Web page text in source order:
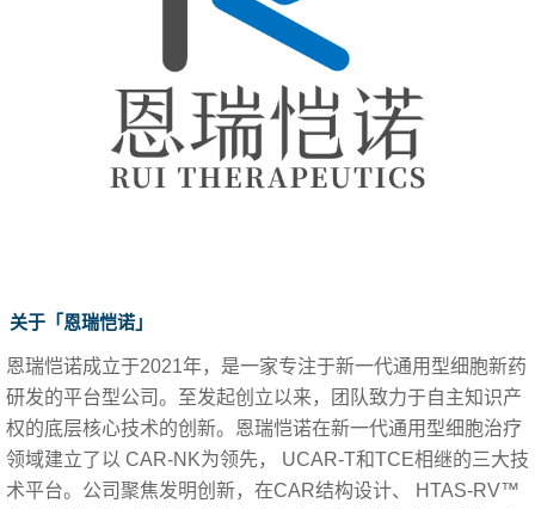
关于「恩瑞恺诺 」
恩瑞恺诺成立于2021年，是一家专注于新一代通用型细胞新药
研发的平台型公司。至发起创立以来，团队致力于自主知识产
权的底层核心技术的创新。恩瑞恺诺在新一代通用型细胞治疗
领域建立了以 CAR-NK为领先， UCAR-T和TCE相继的三大技
术平台。公司聚焦发明创新，在CAR结构设计、 HTAS-RV™